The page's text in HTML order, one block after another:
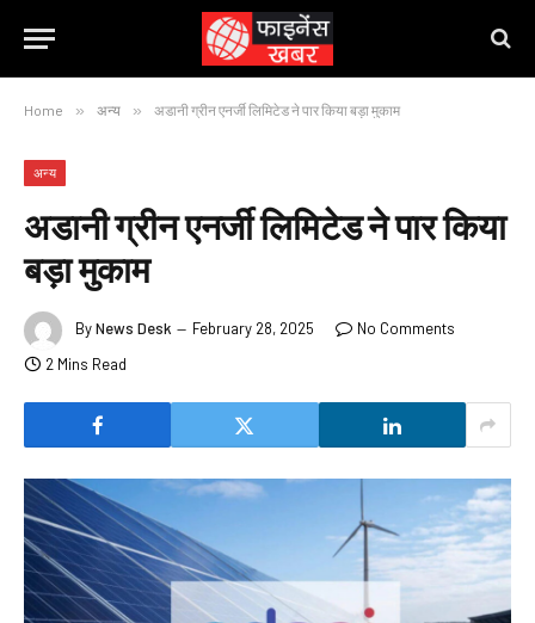
Home » अन्य » अडानी ग्रीन एनर्जी लिमिटेड ने पार किया बड़ा मुकाम
अन्य
अडानी ग्रीन एनर्जी लिमिटेड ने पार किया
बड़ा मुकाम
ByNews Desk February 28, 2025
No Comments
2 Mins Read